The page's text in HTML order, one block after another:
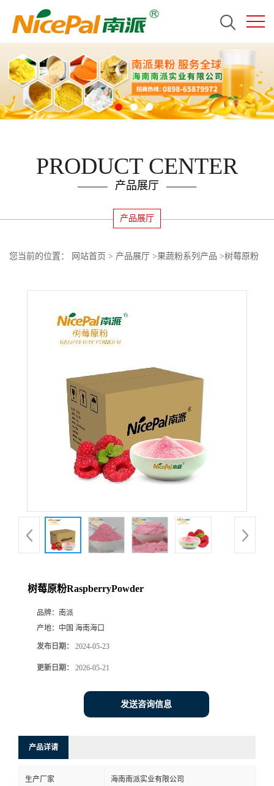
PRODUCT CENTER
产品展厅
产品展厅
您当前的位置： 网站首页 > 产品展厅 >果蔬粉系列产品 >树莓原粉
树莓原粉RaspberryPowder
品牌： 南派
产地： 中国 海南海口
发布日期： 2024-05-23
更新日期： 2026-05-21
发送咨询信息
产品详请
生产厂家 海南南派实业有限公司